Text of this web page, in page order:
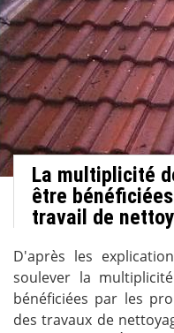
La multiplicité
être
travail de
D'après les
soulever la
bénéficiées par les
des travaux de